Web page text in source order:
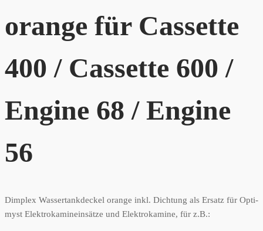
orange für Cassette
400 / Cassette 600 /
Engine 68 / Engine
56
Dimplex Wassertankdeckel orange inkl. Dichtung als Ersatz für Opti-
myst Elektrokamineinsätze und Elektrokamine, für z.B.: